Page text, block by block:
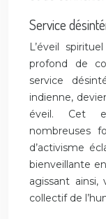
Service
L’éveil
profond de
service
indienne,
éveil. Cet
nombreuses
d’activisme
bienveillante
agissant ainsi,
collectif de